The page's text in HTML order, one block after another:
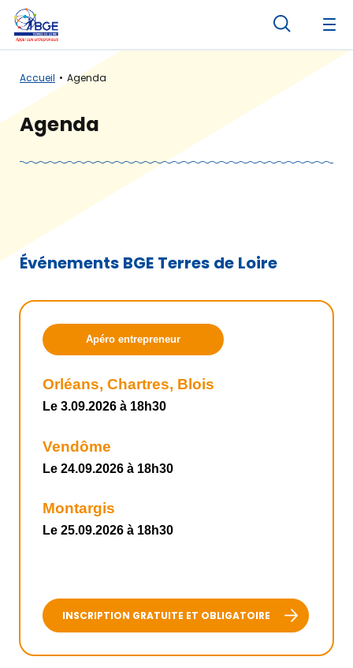
Accueil Agenda
Agenda
Événements BGE Terres de Loire
Apéro entrepreneur
Orléans, Chartres, Blois
Le 3.09.2026 à 18h30
Vendôme
Le 24.09.2026 à 18h30
Montargis
Le 25.09.2026 à 18h30
INSCRIPTION GRATUITE ET OBLIGATOIRE
Panneau de gestion des cookies